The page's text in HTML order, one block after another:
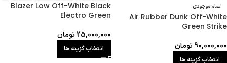
اتمام موجودی
Air Rubber Dunk Off-White
Green Strike
90,000,000تومان
انتخاب گزینه ها
Blazer Low Off-White Black
Electro Green
25,000,000تومان
انتخاب گزینه ها